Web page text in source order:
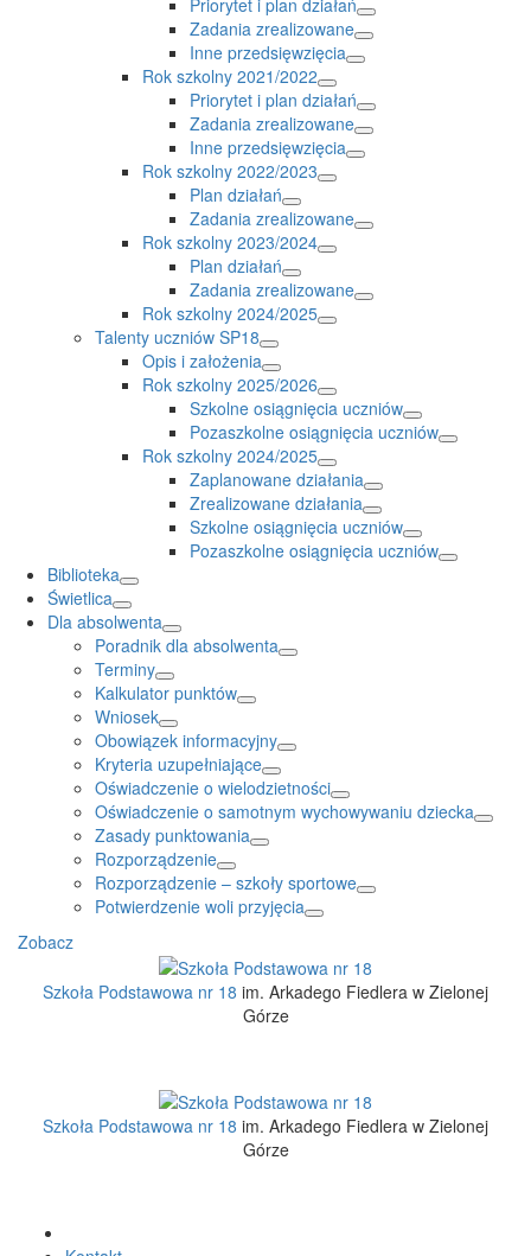
Priorytet i plan działań
Zadania zrealizowane
Inne przedsięwzięcia
Rok szkolny 2021/2022
Priorytet i plan działań
Zadania zrealizowane
Inne przedsięwzięcia
Rok szkolny 2022/2023
Plan działań
Zadania zrealizowane
Rok szkolny 2023/2024
Plan działań
Zadania zrealizowane
Rok szkolny 2024/2025
Talenty uczniów SP18
Opis i założenia
Rok szkolny 2025/2026
Szkolne osiągnięcia uczniów
Pozaszkolne osiągnięcia uczniów
Rok szkolny 2024/2025
Zaplanowane działania
Zrealizowane działania
Szkolne osiągnięcia uczniów
Pozaszkolne osiągnięcia uczniów
Biblioteka
Świetlica
Dla absolwenta
Poradnik dla absolwenta
Terminy
Kalkulator punktów
Wniosek
Obowiązek informacyjny
Kryteria uzupełniające
Oświadczenie o wielodzietności
Oświadczenie o samotnym wychowywaniu dziecka
Zasady punktowania
Rozporządzenie
Rozporządzenie – szkoły sportowe
Potwierdzenie woli przyjęcia
Zobacz
Szkoła Podstawowa nr 18 im. Arkadego Fiedlera w Zielonej
Górze
Szkoła Podstawowa nr 18 im. Arkadego Fiedlera w Zielonej
Górze